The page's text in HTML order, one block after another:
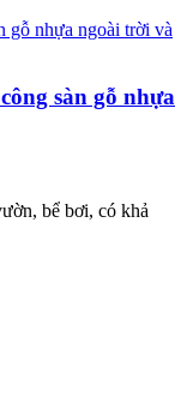
sàn gỗ nhựa
bể bơi, có khả